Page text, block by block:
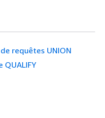
requêtes UNION
QUALIFY